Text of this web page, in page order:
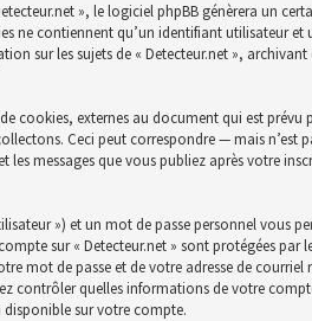
», le logiciel phpBB génèrera un
ne contiennent qu’un identifiant utilisateur
sur les sujets de « Detecteur.net »,
cookies, externes au document qui est
Ceci peut correspondre — mais
messages que vous publiez après votre
») et un mot de passe personnel vous
sur « Detecteur.net » sont protégées
mot de passe et de votre adresse de
contrôler quelles informations de votre
sur votre compte.